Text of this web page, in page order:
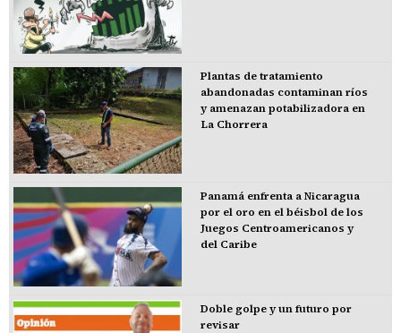
Plantas de tratamiento
abandonadas contaminan ríos
y amenazan potabilizadora en
La Chorrera
Panamá enfrenta a Nicaragua
por el oro en el béisbol de los
Juegos Centroamericanos y
del Caribe
Doble golpe y un futuro por
revisar